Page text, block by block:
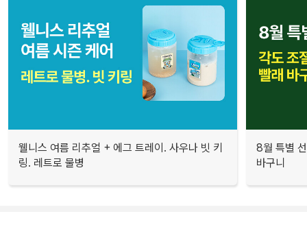
웰니스 여름 리추얼 + 에그 트레이. 사우나 빗 키
링. 레트로 물병
8월 특별
바구니